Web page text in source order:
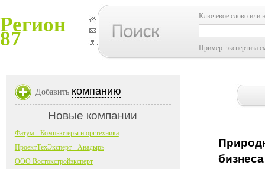
Регион
87
Ключевое слово или
Пример: экспертиза
Добавить компанию
Новые компании
Фатум - Компьютеры и оргтехника
ПроектТехЭксперт - Анадырь
ООО Востокстройэксперт